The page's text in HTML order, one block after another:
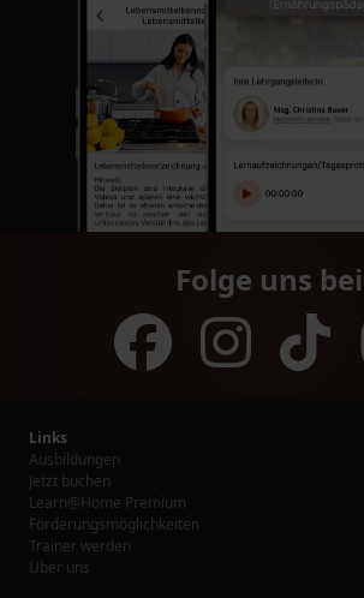
Folge uns bei
Links
Ausbildungen
Jetzt buchen
Learn@Home Premium
Förderungsmöglichkeiten
Trainer werden
Über uns